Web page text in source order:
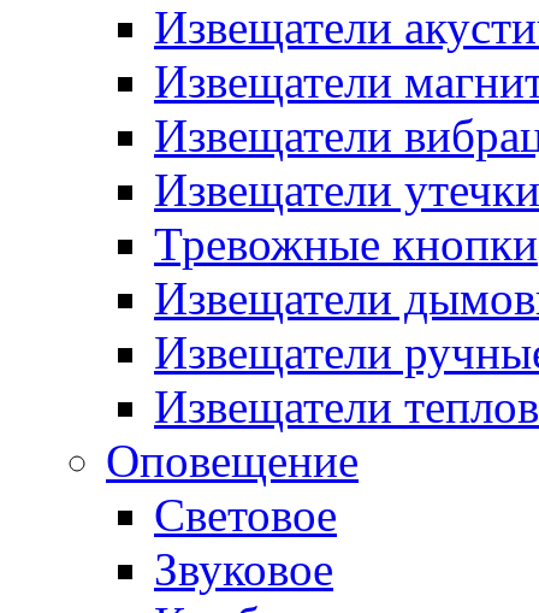
Извещатели
Извещатели
Извещатели
Извещатели утечки
Тревожные кнопки
Извещатели
Извещатели
Извещатели
Оповещение
Световое
Звуковое